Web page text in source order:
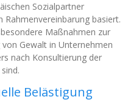
Sozialpartner
Rahmenvereinbarung basiert.
Maßnahmen zur
Gewalt in Unternehmen
nach Konsultierung der
Belästigung